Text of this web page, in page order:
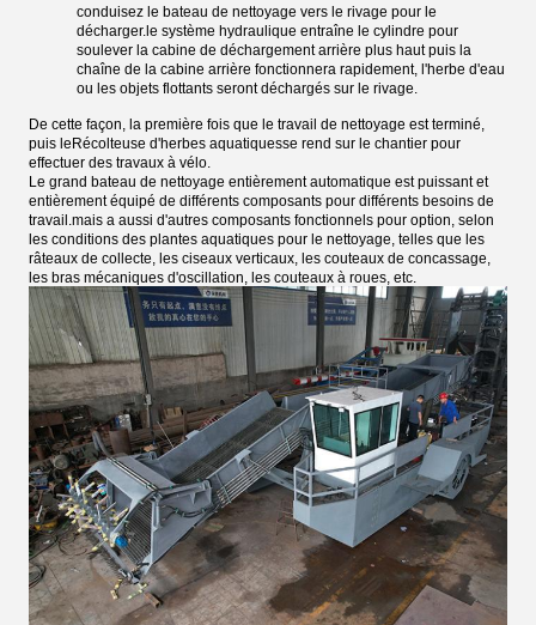
conduisez le bateau de nettoyage vers le rivage pour le
décharger.le système hydraulique entraîne le cylindre pour
soulever la cabine de déchargement arrière plus haut puis la
chaîne de la cabine arrière fonctionnera rapidement, l'herbe d'eau
ou les objets flottants seront déchargés sur le rivage.
De cette façon, la première fois que le travail de nettoyage est terminé,
puis le Récolteuse d'herbes aquatiquesse rend sur le chantier pour
effectuer des travaux à vélo.
Le grand bateau de nettoyage entièrement automatique est puissant et
entièrement équipé de différents composants pour différents besoins de
travail.mais a aussi d'autres composants fonctionnels pour option, selon
les conditions des plantes aquatiques pour le nettoyage, telles que les
râteaux de collecte, les ciseaux verticaux, les couteaux de concassage,
les bras mécaniques d'oscillation, les couteaux à roues, etc.